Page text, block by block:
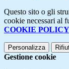
Questo sito o gli
cookie necessari al
COOKIE POLICY
Personalizza
Gestione cookie